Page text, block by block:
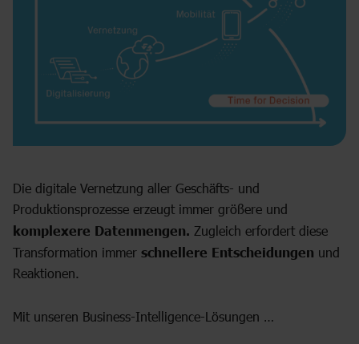
Die digitale Vernetzung aller Geschäfts- und
Produktionsprozesse erzeugt immer größere und
komplexere Datenmengen. Zugleich erfordert diese
Transformation immer schnellere Entscheidungen und
Reaktionen.
Mit unseren Business-Intelligence-Lösungen …